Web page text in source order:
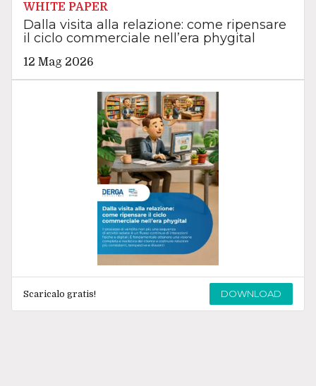
WHITE PAPER
Dalla visita alla relazione: come ripensare
il ciclo commerciale nell’era phygital
12 Mag 2026
Scaricalo gratis! DOWNLOAD